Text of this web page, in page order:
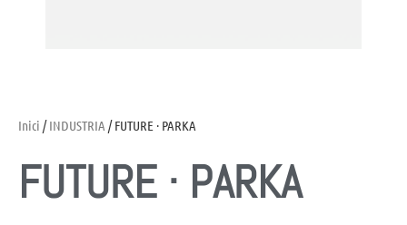
Inici /INDUSTRIA / FUTURE · PARKA
FUTURE · PARKA